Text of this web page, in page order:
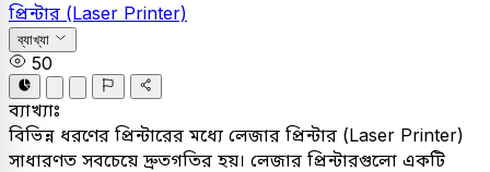
প্রিন্টার (Laser Printer)
ব্যাখ্যা
50
ব্যাখ্যাঃ
বিভিন্ন ধরণের প্রিন্টারের মধ্যে লেজার প্রিন্টার (Laser Printer)
সাধারণত সবচেয়ে দ্রুতগতির হয়। লেজার প্রিন্টারগুলো একটি